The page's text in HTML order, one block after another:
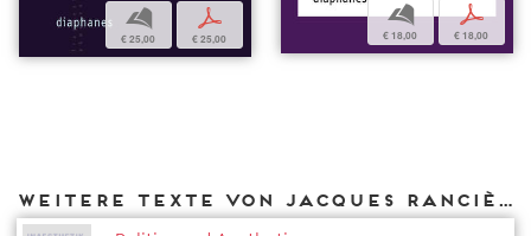
b
€ 25,00
p
€ 25,00
b
€ 18,00
p
€ 18,00
Weitere Texte von Jacques Rancière bei DIAPHANES